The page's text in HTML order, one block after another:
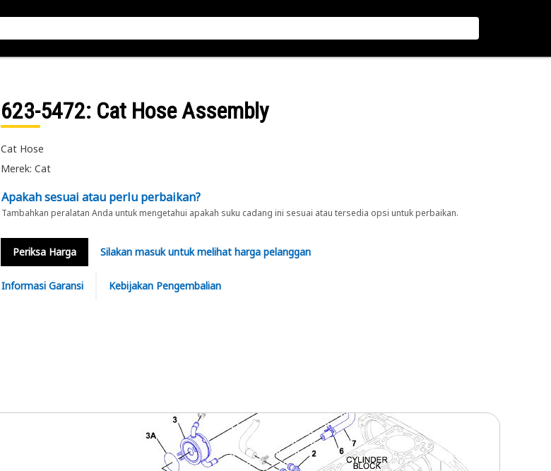
623-5472: Cat Hose Assembly
Cat Hose
Merek: Cat
Apakah sesuai atau perlu perbaikan?
Tambahkan peralatan Anda untuk mengetahui apakah suku cadang ini sesuai atau tersedia opsi untuk perbaikan.
Periksa Harga Silakan masuk untuk melihat harga pelanggan
Informasi Garansi Kebijakan Pengembalian